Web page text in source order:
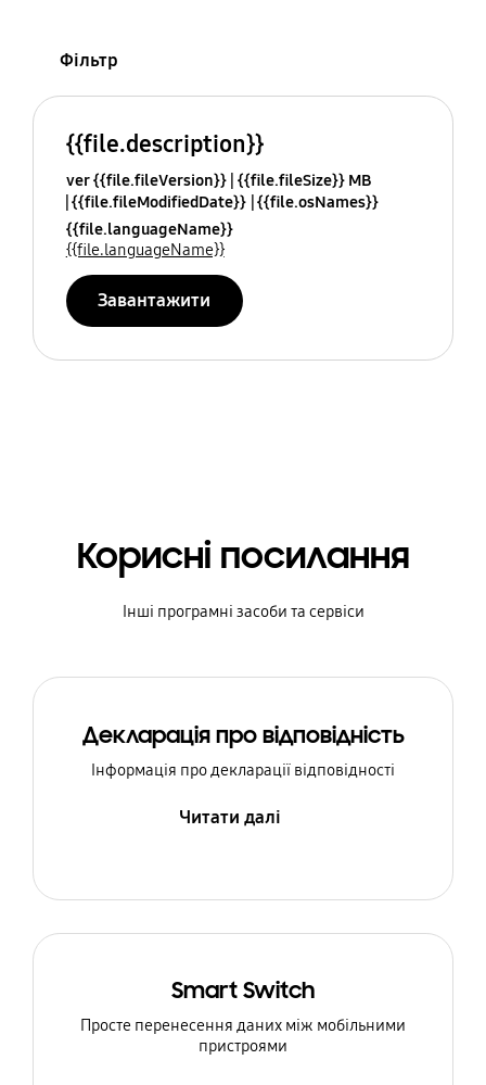
Фільтр
{{file.description}}
ver {{file.fileVersion}} {{file.fileSize}} MB
{{file.fileModifiedDate}} {{file.osNames}}
{{file.languageName}}
{{file.languageName}}
Завантажити
Корисні посилання
Інші програмні засоби та сервіси
Декларація про відповідність
Інформація про декларації відповідності
Читати далі
Smart Switch
Просте перенесення даних між мобільними
пристроями